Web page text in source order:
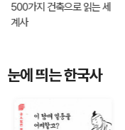
500가지 건축으로 읽는 세
계사
눈에 띄는 한국사